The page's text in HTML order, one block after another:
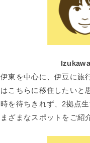
伊東を中心に、伊豆に旅
はこちらに移住したいと
時を待ちきれず、2拠点
まざまなスポットをご紹